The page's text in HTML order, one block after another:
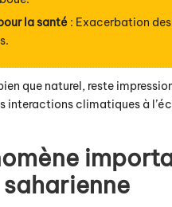
la santé : Exacerbation
que naturel, reste
interactions climatiques à
saharienne